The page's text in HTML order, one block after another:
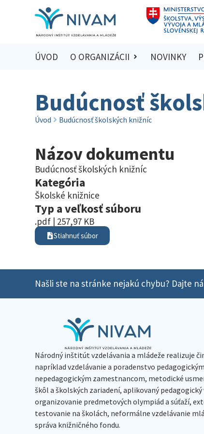
ÚVOD O ORGANIZÁCII NOVINKY
Budúcnosť
Úvod Budúcnosť školských knižníc
Názov dokumentu
Budúcnosť školských knižníc
Kategória
Školské knižnice
Typ a veľkosť súboru
.pdf | 257,97 KB
Stiahnuť súbor
Našli ste na stránke nejakú chybu? Dajte
Národný inštitút vzdelávania a mládeže realizuje
napríklad vzdelávanie a poradenstvo
nepedagogickým zamestnancom, metodické
škôl a školských zariadení, aplikovaný pedagogický
organizovanie predmetových olympiád a súťaží,
testovanie na školách, neformálne vzdelávanie
správa knižničného fondu.